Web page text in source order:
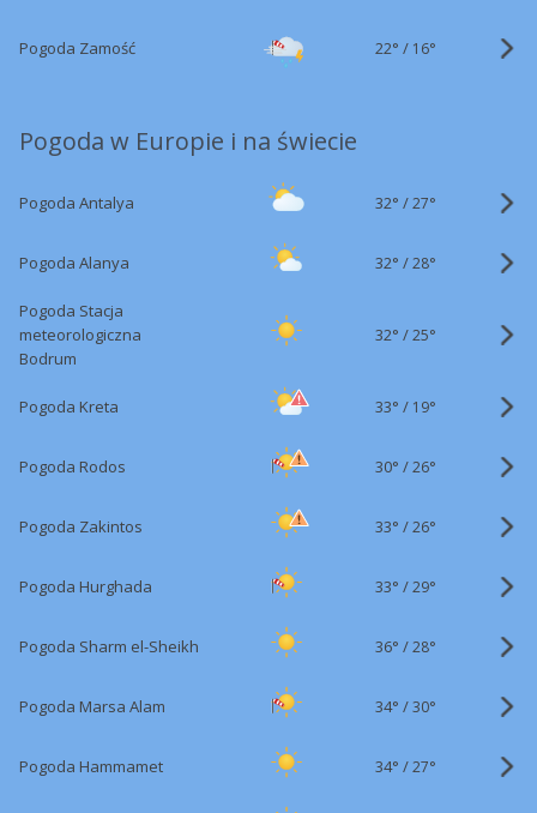
Pogoda Zamość 22° / 16°
Pogoda w Europie i na świecie
Pogoda Antalya 32° /27°
Pogoda Alanya 32° /28°
Pogoda Stacja
meteorologiczna
Bodrum
32° /25°
Pogoda Kreta 33° / 19°
Pogoda Rodos 30° /26°
Pogoda Zakintos 33° /26°
Pogoda Hurghada 33° /29°
Pogoda Sharm el-Sheikh 36° /28°
Pogoda Marsa Alam 34° /30°
Pogoda Hammamet 34° /27°